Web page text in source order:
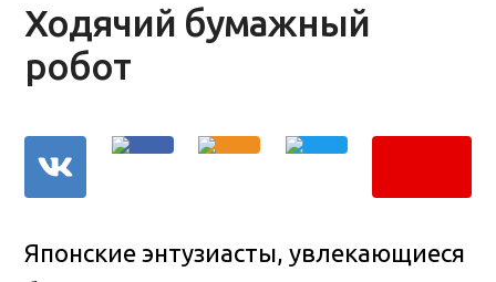
Ходячий бумажный
робот
Японские энтузиасты, увлекающиеся